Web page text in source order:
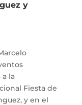
y
la
Fiesta de
y en el